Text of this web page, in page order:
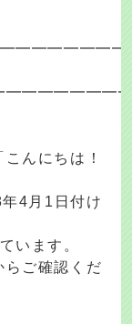
んにちは！
4月1日付け
います。
ご確認くだ